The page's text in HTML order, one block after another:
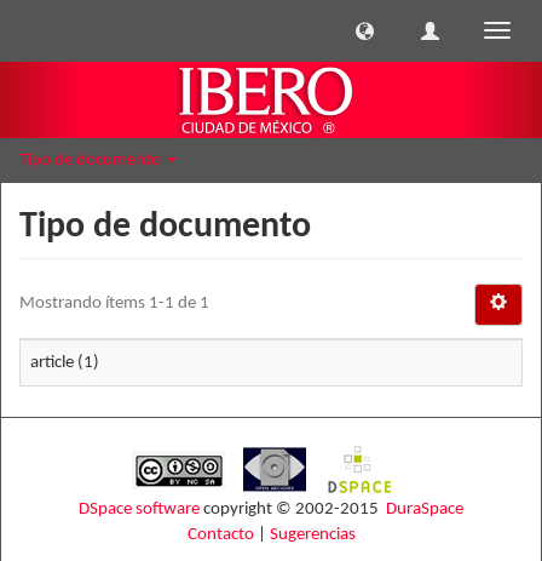
Tipo de documento
Tipo de documento
Mostrando ítems 1-1 de 1
article (1)
DSpace software copyright © 2002-2015 DuraSpace
Contacto| Sugerencias